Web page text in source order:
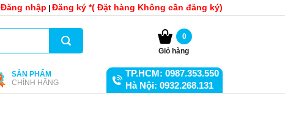
Đăng nhập Đăng ký *( Đặt hàng Không cần đăng ký)
0
Giỏ hàng
SẢN PHẨM
CHÍNH HÃNG
TP.HCM: 0987.353.550
Hà Nội: 0932.268.131